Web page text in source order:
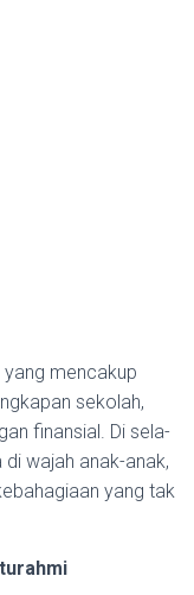
mencakup
sekolah,
finansial. Di sela-
wajah anak-anak,
yang tak